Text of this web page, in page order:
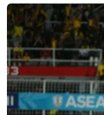
08/08/2026 14:58
Chuyển Bộ
nhân bán vàng
08/08/2026 14:37